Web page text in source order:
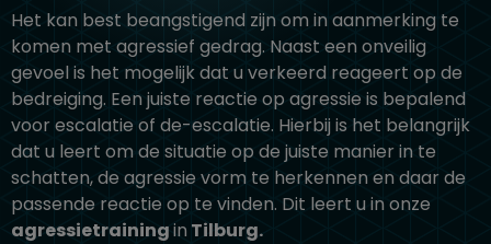
Het kan best beangstigend zijn om in aanmerking te
komen met agressief gedrag. Naast een onveilig
gevoel is het mogelijk dat u verkeerd reageert op de
bedreiging. Een juiste reactie op agressie is bepalend
voor escalatie of de-escalatie. Hierbij is het belangrijk
dat u leert om de situatie op de juiste manier in te
schatten, de agressie vorm te herkennen en daar de
passende reactie op te vinden. Dit leert u in onze
agressietrainingin Tilburg.